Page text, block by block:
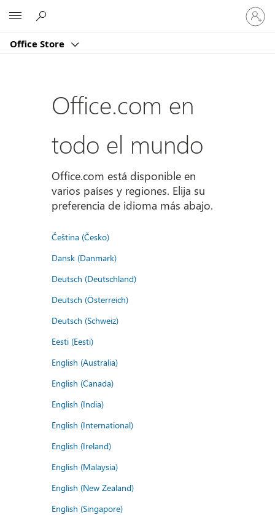
Office Store
Iniciar
sesión
en
cuenta
Office.com en
todo el mundo
Office.com está disponible en
varios países y regiones. Elija su
preferencia de idioma más abajo.
Čeština (Česko)
Dansk (Danmark)
Deutsch (Deutschland)
Deutsch (Österreich)
Deutsch (Schweiz)
Eesti (Eesti)
English (Australia)
English (Canada)
English (India)
English (International)
English (Ireland)
English (Malaysia)
English (New Zealand)
English (Singapore)